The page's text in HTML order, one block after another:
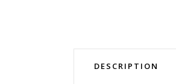
DESCRIPTION